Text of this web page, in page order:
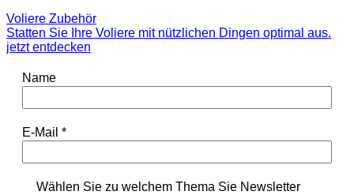
Voliere Zubehör
Statten Sie Ihre Voliere mit nützlichen Dingen optimal aus.
jetzt entdecken
Name
E-Mail *
Wählen Sie zu welchem Thema Sie Newsletter